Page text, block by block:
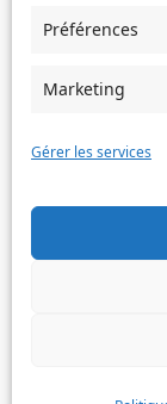
Préférences
Marketing
Gérer les services